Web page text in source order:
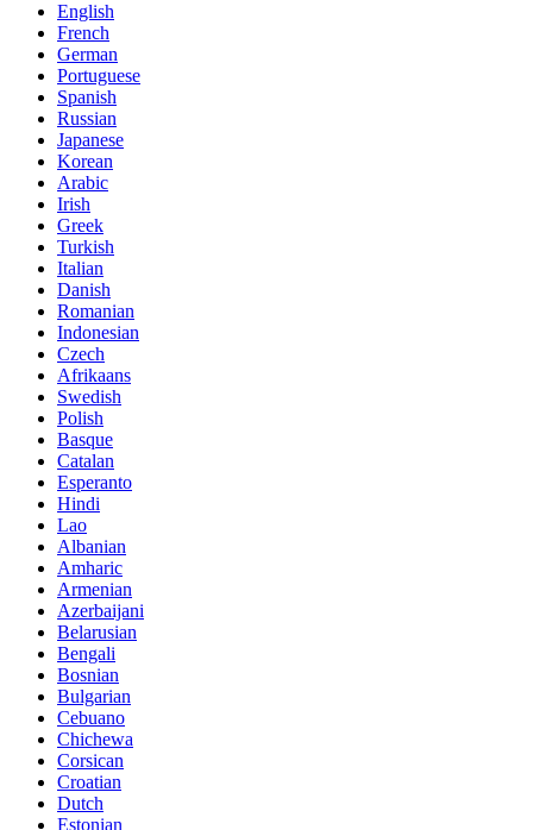
English
French
German
Portuguese
Spanish
Russian
Japanese
Korean
Arabic
Irish
Greek
Turkish
Italian
Danish
Romanian
Indonesian
Czech
Afrikaans
Swedish
Polish
Basque
Catalan
Esperanto
Hindi
Lao
Albanian
Amharic
Armenian
Azerbaijani
Belarusian
Bengali
Bosnian
Bulgarian
Cebuano
Chichewa
Corsican
Croatian
Dutch
Estonian